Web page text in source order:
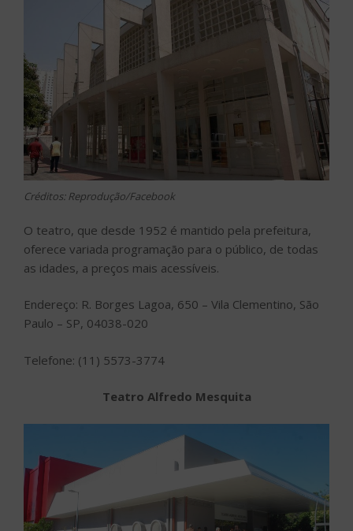
Créditos: Reprodução/Facebook
O teatro, que desde 1952 é mantido pela prefeitura,
oferece variada programação para o público, de todas
as idades, a preços mais acessíveis.
Endereço: R. Borges Lagoa, 650 – Vila Clementino, São
Paulo – SP, 04038-020
Telefone: (11) 5573-3774
Teatro Alfredo Mesquita